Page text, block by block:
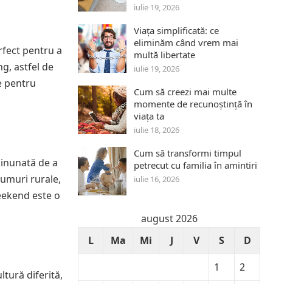
pentru a
astfel de
pentru
de a
rurale,
este o
diferită,
iulie 19, 2026
Viața simplificată: ce
eliminăm când vrem mai
multă libertate
iulie 19, 2026
Cum să creezi mai multe
momente de recunoștință în
viața ta
iulie 18, 2026
Cum să transformi timpul
petrecut cu familia în amintiri
iulie 16, 2026
august 2026
L
Ma Mi J V S
D
1
2